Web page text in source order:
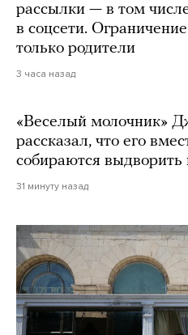
рассылки — в том
в соцсети.
только родители
3 часа назад
«Веселый молочник»
рассказал, что его
собираются выдворить
31 минуту назад